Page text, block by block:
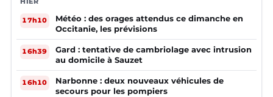
17h10
Météo : des orages attendus ce dimanche en
Occitanie, les prévisions
16h39
Gard : tentative de cambriolage avec intrusion
au domicile à Sauzet
16h10
Narbonne : deux nouveaux véhicules de
secours pour les pompiers